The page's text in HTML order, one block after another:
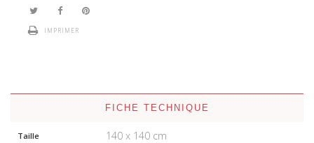
IMPRIMER
FICHE TECHNIQUE
Taille 140 x 140 cm